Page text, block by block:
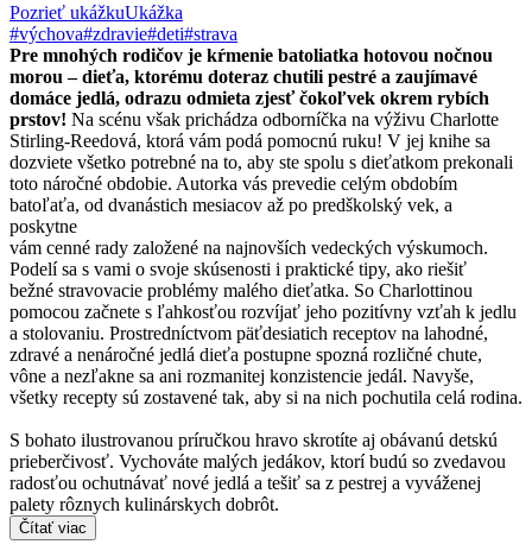
Pozrieť ukážkuUkážka
#výchova#zdravie#deti#strava
Pre mnohých rodičov je kŕmenie batoliatka hotovou nočnou
morou – dieťa, ktorému doteraz chutili pestré a zaujímavé
domáce jedlá, odrazu odmieta zjesť čokoľvek okrem rybích
prstov! Na scénu však prichádza odborníčka na výživu Charlotte
Stirling-Reedová, ktorá vám podá pomocnú ruku! V jej knihe sa
dozviete všetko potrebné na to, aby ste spolu s dieťatkom prekonali
toto náročné obdobie. Autorka vás prevedie celým obdobím
batoľaťa, od dvanástich mesiacov až po predškolský vek, a
poskytne
vám cenné rady založené na najnovších vedeckých výskumoch.
Podelí sa s vami o svoje skúsenosti i praktické tipy, ako riešiť
bežné stravovacie problémy malého dieťatka. So Charlottinou
pomocou začnete s ľahkosťou rozvíjať jeho pozitívny vzťah k jedlu
a stolovaniu. Prostredníctvom päťdesiatich receptov na lahodné,
zdravé a nenáročné jedlá dieťa postupne spozná rozličné chute,
vône a nezľakne sa ani rozmanitej konzistencie jedál. Navyše,
všetky recepty sú zostavené tak, aby si na nich pochutila celá rodina.
S bohato ilustrovanou príručkou hravo skrotíte aj obávanú detskú
prieberčivosť. Vychováte malých jedákov, ktorí budú so zvedavou
radosťou ochutnávať nové jedlá a tešiť sa z pestrej a vyváženej
palety rôznych kulinárskych dobrôt.
Čítať viac